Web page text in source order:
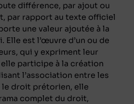
différence, par ajout ou
par rapport au texte officiel
une valeur ajoutée à la
est l’œuvre d’un ou de
qui y expriment leur
participe à la création
l’association entre les
le droit prétorien, elle
complet du droit,